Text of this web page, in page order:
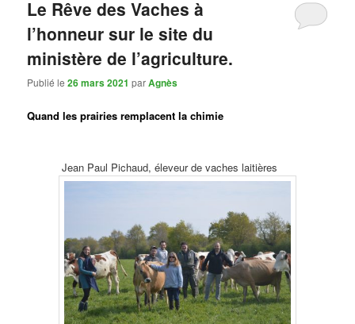
Le Rêve des Vaches à
l’honneur sur le site du
ministère de l’agriculture.
Publié le26 mars 2021 parAgnès
Quand les prairies remplacent la chimie
Jean Paul Pichaud, éleveur de vaches laitières